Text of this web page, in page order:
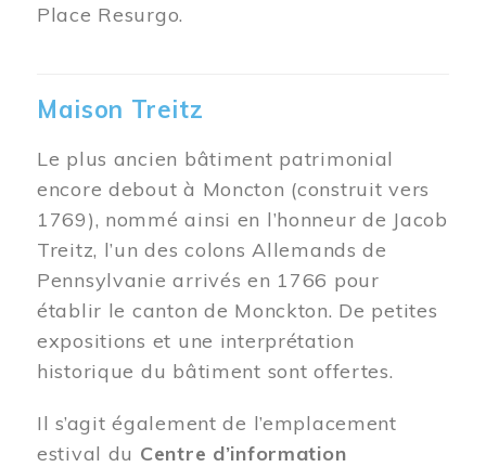
Place Resurgo.
Maison Treitz
Le plus ancien bâtiment patrimonial
encore debout à Moncton (construit vers
1769), nommé ainsi en l’honneur de Jacob
Treitz, l’un des colons Allemands de
Pennsylvanie arrivés en 1766 pour
établir le canton de Monckton. De petites
expositions et une interprétation
historique du bâtiment sont offertes.
Il s’agit également de l’emplacement
estival du Centre d’information